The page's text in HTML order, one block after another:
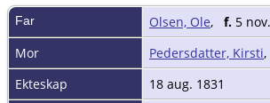
Far Olsen, Ole, f. 5
Mor
Pedersdatter, Kirsti,
Ekteskap
18 aug. 1831